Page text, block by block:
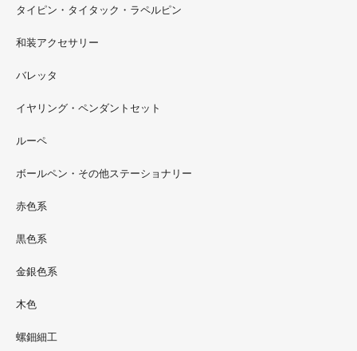
ただ今 東武百貨店船橋店に出展中です。9月20日まで4階
イベントスペースにいます。お近くの方はぜひお越しくだ
螺鈿ソフビでお世話になっているT-BASE銀座ギャラリー
シリーズ』紅里工房螺鈿装飾も展示されています。アクセ
サリーとはまた違った美しさがあると思うのでぜひご覧く
タイピン・タイタック・ラペルピン
和装アクセサリー
バレッタ
イヤリング・ペンダントセット
ルーペ
ボールペン・その他ステーショナリー
赤色系
黒色系
金銀色系
木色
螺鈿細工